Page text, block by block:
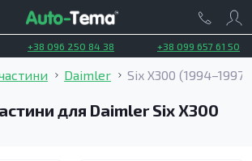
+38 096 250 84 38 +38 099 657 61 50
Daimler Six X300 (1994–1997)
для Daimler Six X300